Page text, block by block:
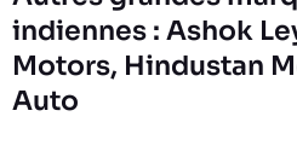
indiennes : Ashok
Motors, Hindustan
Auto